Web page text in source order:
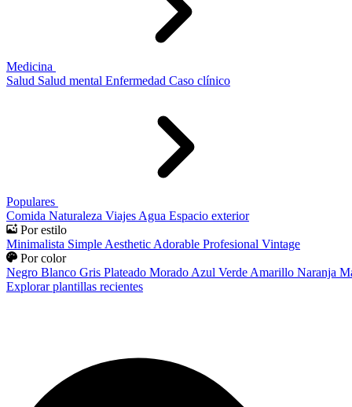
Medicina
Salud Salud mental Enfermedad Caso clínico
Populares
Comida Naturaleza Viajes Agua Espacio exterior
Por estilo
Minimalista Simple Aesthetic Adorable Profesional Vintage
Por color
Negro Blanco Gris Plateado Morado Azul Verde Amarillo Naranja
Explorar plantillas recientes